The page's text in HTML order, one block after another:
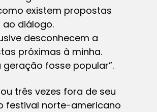
existem propostas
diálogo.
desconhecem a
próximas à minha.
fosse popular”.
três vezes fora de seu
festival norte-americano